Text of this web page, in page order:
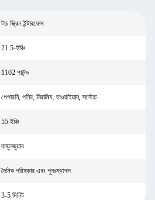
টাচ স্ক্রিন ইন্টারফেস
21.5-ইঞ্চি
1102 পাউন্ড
পেপারনি, পনির, নিরামিষ, হাওয়াইয়ান, সর্বোচ্চ
55 ইঞ্চি
কায়ুনজুয়ান
দৈনিক পরিষ্কার এবং পুনঃস্থাপন
3-5 মিনিট